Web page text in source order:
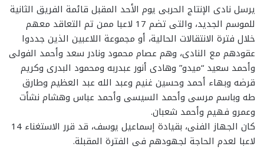
يرسل نادى الإنتاج الحربى يوم الأحد المقبل قائمة الفريق الثانية
للموسم الجديد، والتى تضم 17 لاعبا ممن تم التعاقد معهم
خلال فترة الانتقالات الحالية، أو مجموعة اللاعبين الذين جددوا
عقودهم مع النادى، وهم عصام محمود ونادر سعد وأحمد الفولى
وأحمد سعيد “ميدو” وهادى أنور عبدربه ومحمود البدرى وكريم
قرضه وبهاء أحمد وحسين غنيم وعبد الله عبد العظيم وطارق
طه وباسم مرسى وأحمد السيسى وأحمد عباس وهشام نشأت
وعمرو فهيم وأحمد شعبان.
كان الجهاز الفنى، بقيادة إسماعيل يوسف، قد قرر الاستغناء 14
لاعبا لعدم الحاجة لجهودهم فى الفترة المقبلة.